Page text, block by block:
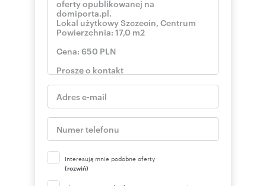
Interesują mnie podobne oferty
(rozwiń)